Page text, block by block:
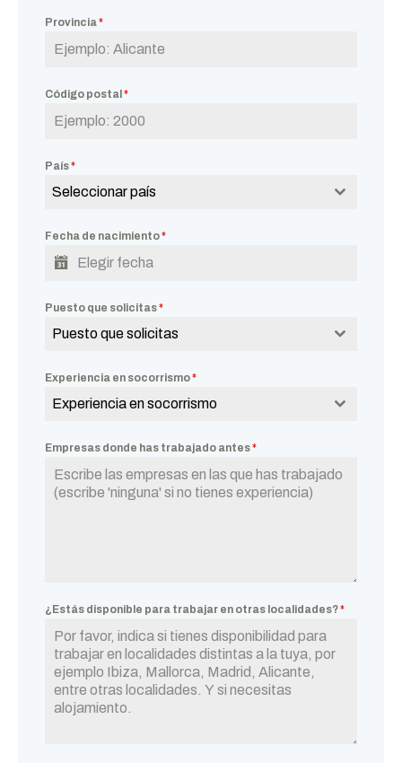
Provincia*
Código postal *
País*
Seleccionar país
Fecha de nacimiento*
Puesto que solicitas*
Puesto que solicitas
Experiencia en socorrismo*
Experiencia en socorrismo
Empresas donde has trabajado antes*
¿Estás disponible para trabajar en otras localidades?*